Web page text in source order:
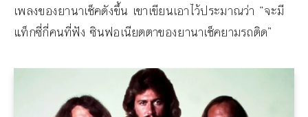
เพลงของยานาเช็คดังขึ้น เขาเขียนเอาไว้ประมาณว่า “จะมี
แท็กซี่กี่คนที่ฟัง ซินฟอเนียตตาของยานาเช็คยามรถติด”